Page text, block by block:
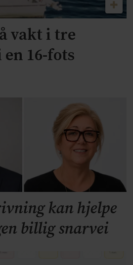
vakt i tre
16-fots
kan hjelpe
billig snarvei